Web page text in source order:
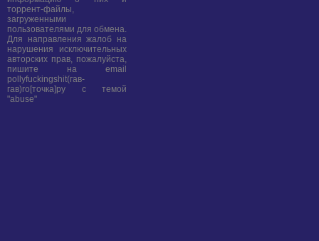
торрент-файлы,
загруженными
пользователями для обмена.
Для направления жалоб на
нарушения исключительных
авторских прав, пожалуйста,
пишите на email
pollyfuckingshit(гав-
гав)ro[точка]ру с темой
"abuse"